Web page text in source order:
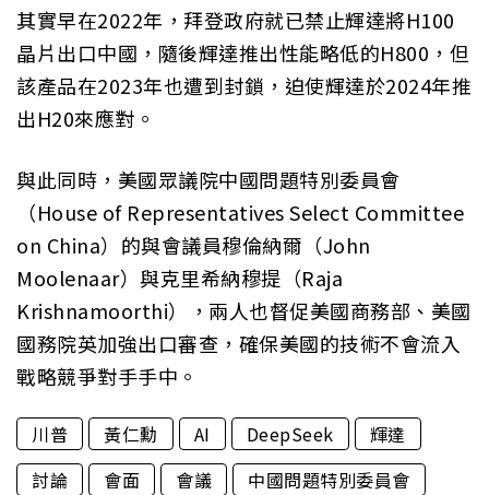
其實早在2022年，拜登政府就已禁止輝達將H100
晶片出口中國，隨後輝達推出性能略低的H800，但
該產品在2023年也遭到封鎖，迫使輝達於2024年推
出H20來應對。
與此同時，美國眾議院中國問題特別委員會
（House of Representatives Select Committee
on China）的與會議員穆倫納爾（John
Moolenaar）與克里希納穆提（Raja
Krishnamoorthi），兩人也督促美國商務部、美國
國務院英加強出口審查，確保美國的技術不會流入
戰略競爭對手手中。
川普 黃仁勳 AI DeepSeek
輝達
討論
會面 會議
中國問題特別委員會